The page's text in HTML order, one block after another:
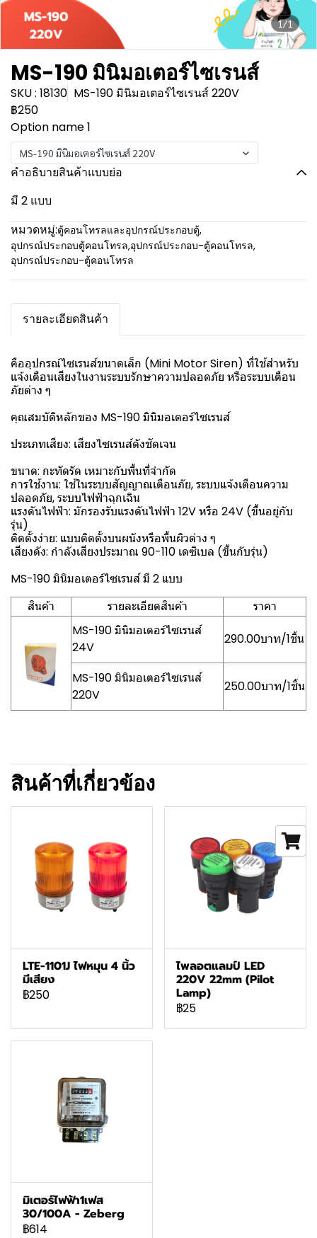
1/1
MS-190 มินิมอเตอร์ไซเรนส์
SKU : 18130 MS-190 มินิมอเตอร์ไซเรนส์ 220V
฿250
Option name 1
MS-190 มินิมอเตอร์ไซเรนส์ 220V
คำอธิบายสินค้าแบบย่อ
มี 2 แบบ
หมวดหมู่:ตู้คอนโทรลและอุปกรณ์ประกอบตู้,
อุปกรณ์ประกอบตู้คอนโทรล,อุปกรณ์ประกอบ-ตู้คอนโทรล,
อุปกรณ์ประกอบ-ตู้คอนโทรล
รายละเอียดสินค้า
คืออุปกรณ์ไซเรนส์ขนาดเล็ก (Mini Motor Siren) ที่ใช้สำหรับ
แจ้งเตือนเสียงในงานระบบรักษาความปลอดภัย หรือระบบเตือน
ภัยต่าง ๆ
คุณสมบัติหลักของ MS-190 มินิมอเตอร์ไซเรนส์
ประเภทเสียง: เสียงไซเรนส์ดังชัดเจน
ขนาด: กะทัดรัด เหมาะกับพื้นที่จำกัด
การใช้งาน: ใช้ในระบบสัญญาณเตือนภัย, ระบบแจ้งเตือนความ
ปลอดภัย, ระบบไฟฟ้าฉุกเฉิน
แรงดันไฟฟ้า: มักรองรับแรงดันไฟฟ้า 12V หรือ 24V (ขึ้นอยู่กับ
รุ่น)
ติดตั้งง่าย: แบบติดตั้งบนผนังหรือพื้นผิวต่าง ๆ
เสียงดัง: กำลังเสียงประมาณ 90-110 เดซิเบล (ขึ้นกับรุ่น)
MS-190 มินิมอเตอร์ไซเรนส์ มี 2 แบบ
สินค้า
รายละเอียดสินค้า
ราคา
MS-190 มินิมอเตอร์ไซเรนส์
24V
290.00บาท/1ชิ้น
MS-190 มินิมอเตอร์ไซเรนส์
220V
250.00บาท/1ชิ้น
สินค้าที่เกี่ยวข้อง
LTE-1101J ไฟหมุน 4 นิ้ว
มีเสียง
฿250
ไพลอตแลมป์ LED
220V 22mm (Pilot
Lamp)
฿25
มิเตอร์ไฟฟ้า1เฟส
30/100A - Zeberg
฿614